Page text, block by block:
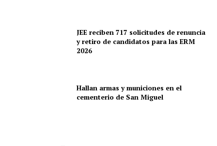
JEE reciben 717 solicitudes de renuncia
y retiro de candidatos para las ERM
2026
Hallan armas y municiones en el
cementerio de San Miguel